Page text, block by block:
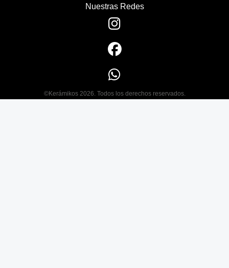
Nuestras Redes
©Kerámikos 2026. Todos los derechos reservados.